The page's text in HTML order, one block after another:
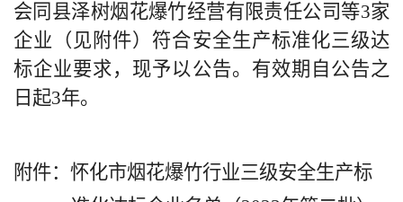
会同县泽树烟花爆竹经营有限责任公司等3家
企业（见附件）符合安全生产标准化三级达
标企业要求，现予以公告。有效期自公告之
日起3年。
附件：怀化市烟花爆竹行业三级安全生产标